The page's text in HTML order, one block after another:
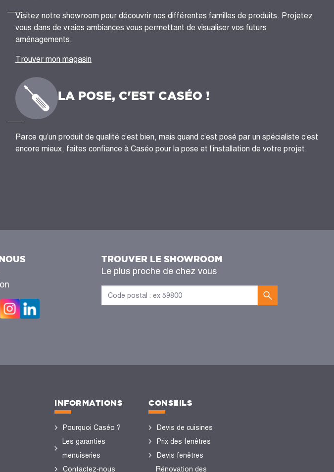
Visitez notre showroom pour découvrir nos différentes familles de produits. Projetez
vous dans de vraies ambiances vous permettant de visualiser vos futurs
aménagements.
Trouver mon magasin
LA POSE, C'EST CASÉO !
Parce qu’un produit de qualité c’est bien, mais quand c’est posé par un spécialiste c’est
encore mieux, faites confiance à Caséo pour la pose et l’installation de votre projet.
TROUVER LE SHOWROOM
Le plus proche de chez vous
INFORMATIONS
Pourquoi Caséo ?
Les garanties
menuiseries
Contactez-nous
CONSEILS
Devis de cuisines
Prix des fenêtres
Devis fenêtres
Rénovation des